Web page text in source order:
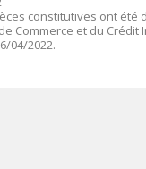
constitutives ont été
Commerce et du
04/2022.